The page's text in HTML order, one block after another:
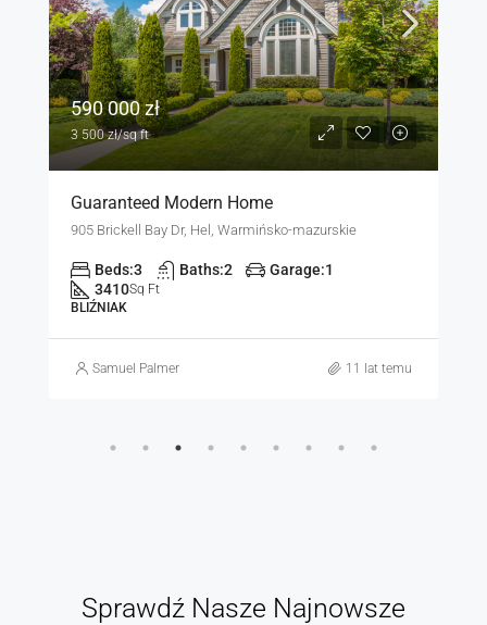
1 599 000 zł
15 000 zł/sq ft
Equestrian Villa
3385 Pan American Dr, Hel, Warmińsko-mazurskie
Beds:4 Baths:2 Garage:1
1200Sq Ft
DOM WOLNOSTOJĄCY
Samuel Palmer 11 lat temu
Sprawdź Nasze Najnowsze